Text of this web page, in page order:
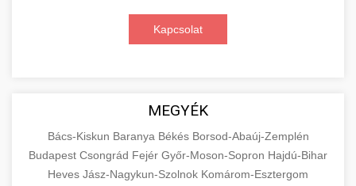
Kapcsolat
MEGYÉK
Bács-Kiskun Baranya Békés Borsod-Abaúj-Zemplén
Budapest Csongrád Fejér Győr-Moson-Sopron Hajdú-Bihar
Heves Jász-Nagykun-Szolnok Komárom-Esztergom